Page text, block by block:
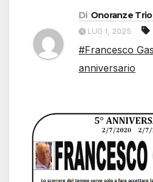
Di Onoranze
LUG 1, 2025
#Francesco
anniversario